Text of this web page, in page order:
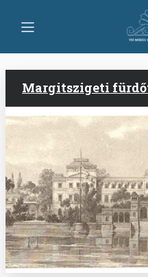
tartalomra
Margitszigeti